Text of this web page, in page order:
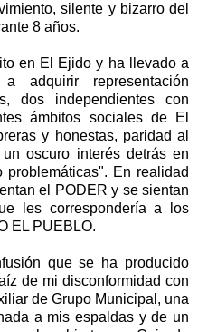
silente y bizarro del
8 años.
en El Ejido y ha llevado a
adquirir representación
dos independientes con
ámbitos sociales de El
y honestas, paridad al
oscuro interés detrás en
En realidad
el PODER y se sientan
les correspondería a los
EL PUEBLO.
que se ha producido
de mi disconformidad con
de Grupo Municipal, una
a mis espaldas y de un